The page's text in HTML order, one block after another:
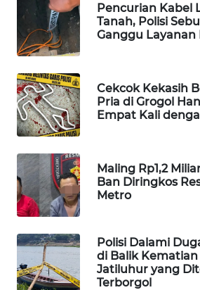
Pencurian Kabel
Tanah, Polisi
Ganggu Layanan
Cekcok Kekasih
Pria di Grogol
Empat Kali
Maling Rp1,2
Ban Diringkos
Metro
Polisi Dalami
di Balik
Jatiluhur yang
Terborgol
TV
WAHANANEWS
ID
WAHANANEWS
CO ID
NET
WAHANA
SPORT
WAHANA
UMKM